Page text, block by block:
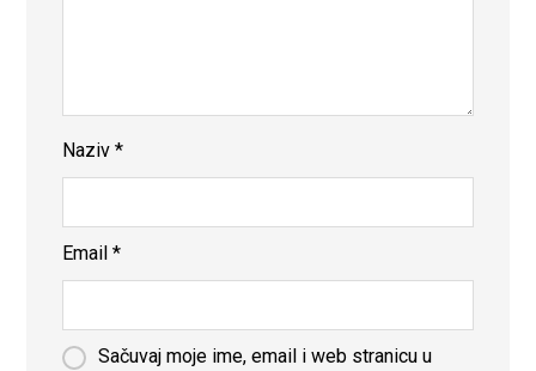
Naziv*
Email*
Sačuvaj moje ime, email i web stranicu u